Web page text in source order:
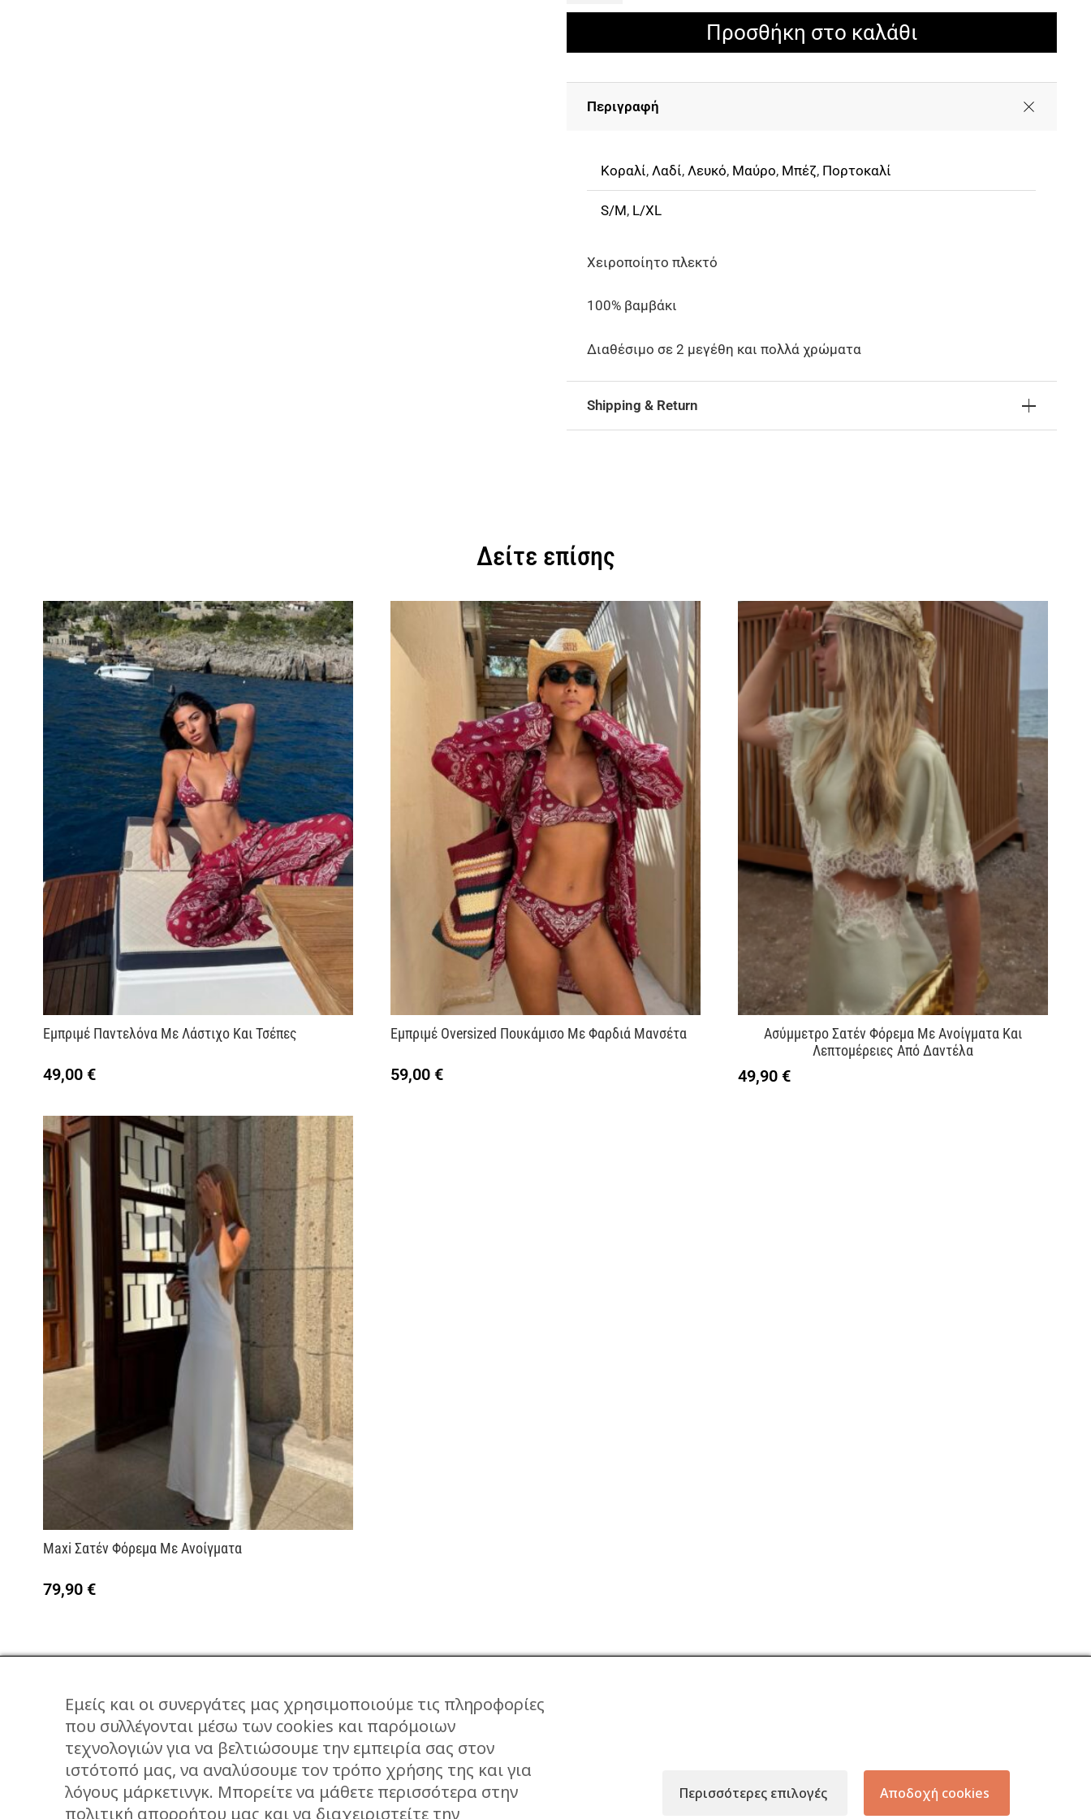
Από
ποσότητα
Προσθήκη στο καλάθι
Περιγραφή
Κοραλί, Λαδί, Λευκό, Μαύρο, Μπέζ, Πορτοκαλί
S/M, L/XL
Χειροποίητο πλεκτό
100% βαμβάκι
Διαθέσιμο σε 2 μεγέθη και πολλά χρώματα
Shipping & Return
Δείτε επίσης
Εμπριμέ Παντελόνα Με Λάστιχο Και Τσέπες
49,00 €
Εμπριμέ Oversized Πουκάμισο Με Φαρδιά Μανσέτα
59,00 €
Ασύμμετρο Σατέν Φόρεμα Με Ανοίγματα Και
Λεπτομέρειες Από Δαντέλα
49,90 €
Maxi Σατέν Φόρεμα Με Ανοίγματα
79,90 €
ΕΠΙΚΟΙΝΩΝΙΑ
STORIES
ΕΠΙΣΤΡΟΦΕΣ
ΤΡΟΠΟΙ
ΑΠΟΣΤΟΛΗΣ
Εμείς και οι συνεργάτες μας χρησιμοποιούμε τις πληροφορίες
που συλλέγονται μέσω των cookies και παρόμοιων
τεχνολογιών για να βελτιώσουμε την εμπειρία σας στον
ιστότοπό μας, να αναλύσουμε τον τρόπο χρήσης της και για
λόγους μάρκετινγκ. Μπορείτε να μάθετε περισσότερα στην
πολιτική απορρήτου μας και να διαχειριστείτε την
Περισσότερες επιλογές Αποδοχή cookies